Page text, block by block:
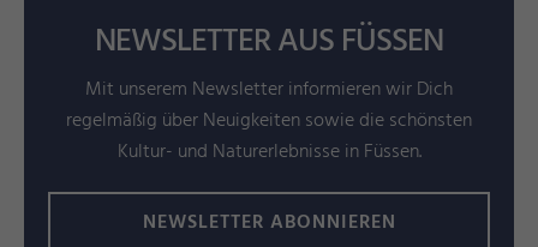
NEWSLETTER AUS FÜSSEN
Mit unserem Newsletter informieren wir Dich
regelmäßig über Neuigkeiten sowie die schönsten
Kultur- und Naturerlebnisse in Füssen.
NEWSLETTER ABONNIEREN